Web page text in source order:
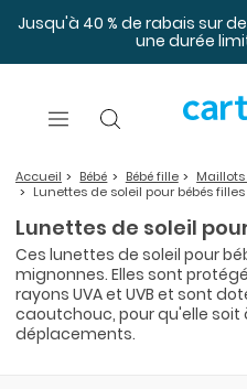
Jusqu'à 40 % de rabais sur
une durée
Accueil Bébé Bébé fille
Lunettes de soleil pour bébés filles
Lunettes de soleil
Ces lunettes de soleil pour
mignonnes. Elles sont
rayons UVA et UVB et sont
caoutchouc, pour qu'elle soit
déplacements.